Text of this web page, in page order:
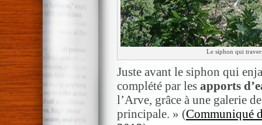
Le siphon qui
Juste avant le siphon qui
complété par les apports
l’Arve, grâce à une galerie
principale. » (Communiqué